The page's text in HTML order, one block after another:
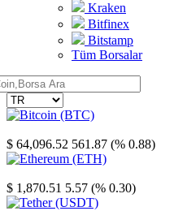
Kraken
Bitfinex
Bitstamp
Tüm Borsalar
$ 64,096.52 561.87 (% 0.88)
$ 1,870.51 5.57 (% 0.30)